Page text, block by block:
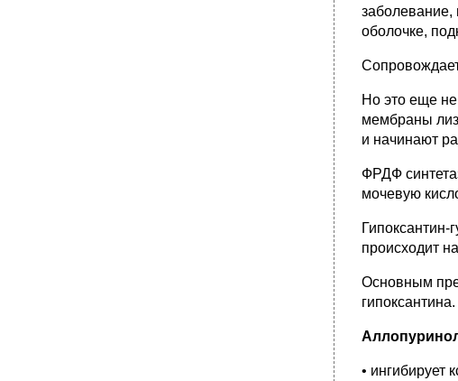
заболевание,
оболочке,
Но это еще
мембраны
и начинают
ФРДФ
мочевую
происходит
Основным
гипоксантина.
• ингибирует